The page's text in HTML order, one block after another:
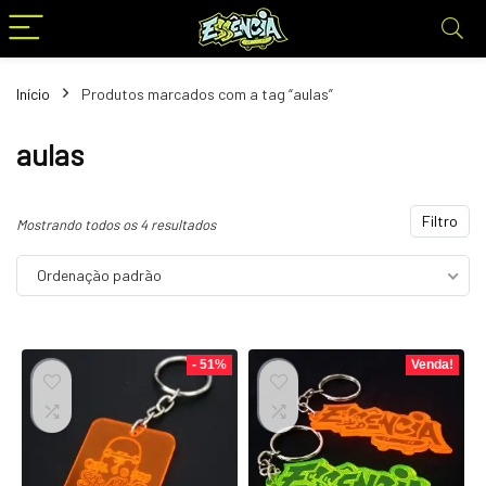
Início Produtos marcados com a tag “aulas”
aulas
Filtro
Mostrando todos os 4 resultados
Ordenação padrão
- 51% Venda!